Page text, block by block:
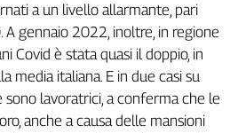
a un livello allarmante, pari
gennaio 2022, inoltre, in regione
Covid è stata quasi il doppio, in
media italiana. E in due casi su
sono lavoratrici, a conferma che le
anche a causa delle mansioni